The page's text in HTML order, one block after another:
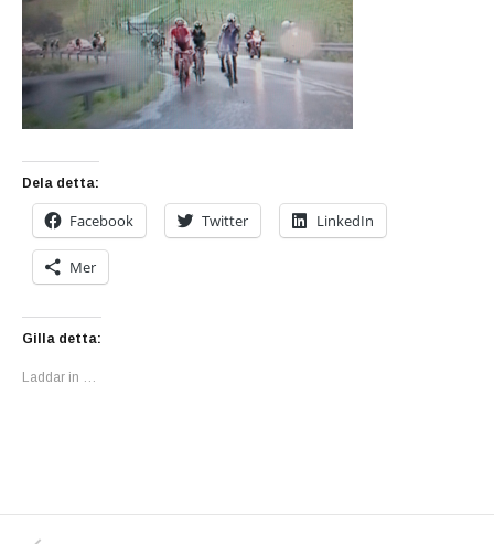
Dela detta:
Facebook Twitter LinkedIn
Mer
Gilla detta:
Laddar in …